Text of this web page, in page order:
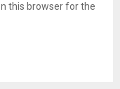
this browser for the